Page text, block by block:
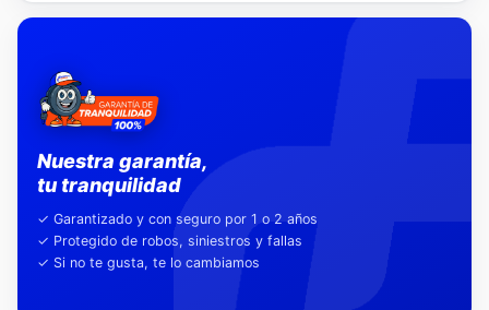
Nuestra garantía,
✓ Garantizado y con seguro por 1 o 2 años
✓ Protegido de robos, siniestros y fallas